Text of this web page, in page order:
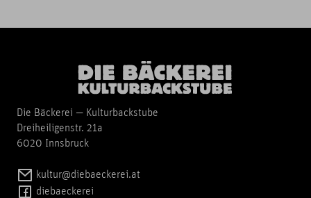
Die Bäckerei — Kulturbackstube
Dreiheiligenstr. 21a
6020 Innsbruck
kultur@diebaeckerei.at
diebaeckerei